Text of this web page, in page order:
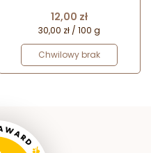
metalicznym połyskiem
Cena
12,00 zł
30,00 zł / 100 g
Chwilowy brak